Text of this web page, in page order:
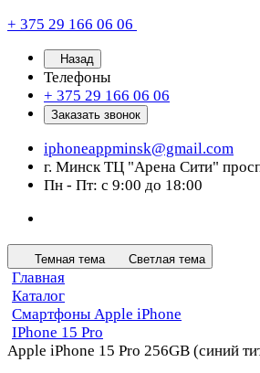
+ 375 29 166 06 06
Назад
Телефоны
+ 375 29 166 06 06
Заказать звонок
iphoneappminsk@gmail.com
г. Минск ТЦ "Арена Сити"
Пн - Пт: с 9:00 до 18:00
Темная тема Светлая тема
Главная
Каталог
Смартфоны Apple iPhone
IPhone 15 Pro
Apple iPhone 15 Pro 256GB (синий